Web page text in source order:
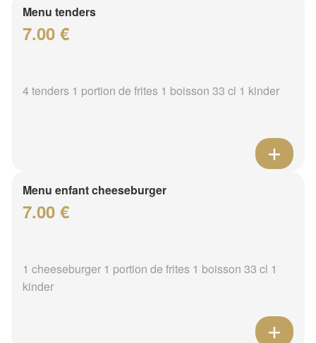
Menu tenders
7.00 €
4 tenders 1 portion de frites 1 boisson 33 cl 1 kinder
Menu enfant cheeseburger
7.00 €
1 cheeseburger 1 portion de frites 1 boisson 33 cl 1
kinder